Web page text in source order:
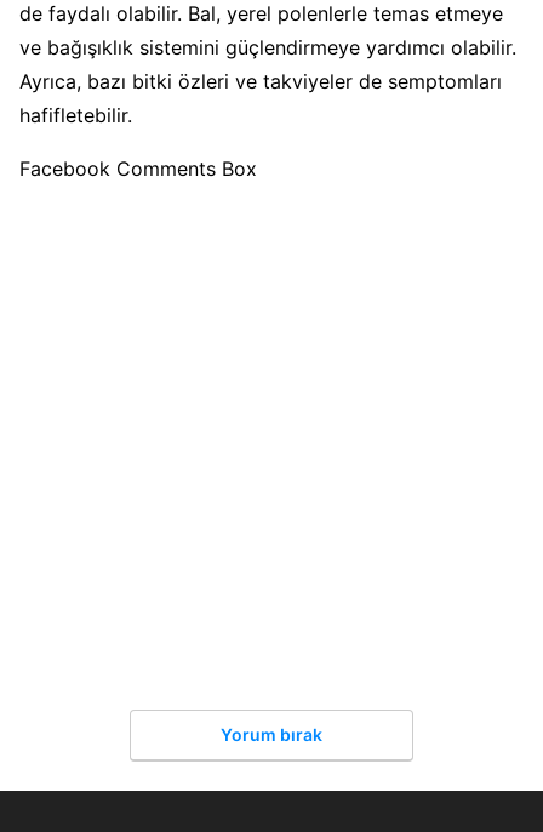
de faydalı olabilir. Bal, yerel polenlerle temas etmeye
ve bağışıklık sistemini güçlendirmeye yardımcı olabilir.
Ayrıca, bazı bitki özleri ve takviyeler de semptomları
hafifletebilir.
Facebook Comments Box
Yorum bırak